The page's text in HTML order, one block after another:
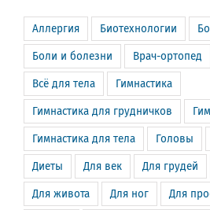
Аллергия Биотехнологии
Боли и болезни Врач-ортопед
Всё для тела Гимнастика
Гимнастика для грудничков
Гимнастика для тела Головы
Диеты Для век Для грудей
Для живота Для ног Для